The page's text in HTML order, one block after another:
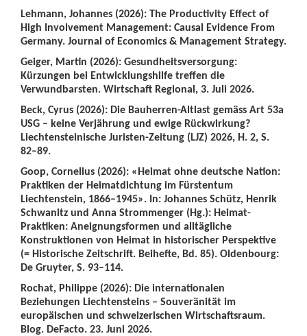
Lehmann, Johannes (2026): The Productivity Effect of
High Involvement Management: Causal Evidence From
Germany. Journal of Economics & Management Strategy.
Geiger, Martin (2026): Gesundheitsversorgung:
Kürzungen bei Entwicklungshilfe treffen die
Verwundbarsten. Wirtschaft Regional, 3. Juli 2026.
Beck, Cyrus (2026): Die Bauherren-Altlast gemäss Art 53a
USG – keine Verjährung und ewige Rückwirkung?
Liechtensteinische Juristen-Zeitung (LJZ) 2026, H. 2, S.
82–89.
Goop, Cornelius (2026): «Heimat ohne deutsche Nation:
Praktiken der Heimatdichtung im Fürstentum
Liechtenstein, 1866–1945». In: Johannes Schütz, Henrik
Schwanitz und Anna Strommenger (Hg.): Heimat-
Praktiken: Aneignungsformen und alltägliche
Konstruktionen von Heimat in historischer Perspektive
(= Historische Zeitschrift. Beihefte, Bd. 85). Oldenbourg:
De Gruyter, S. 93–114.
Rochat, Philippe (2026): Die internationalen
Beziehungen Liechtensteins – Souveränität im
europäischen und schweizerischen Wirtschaftsraum.
Blog. DeFacto. 23. Juni 2026.